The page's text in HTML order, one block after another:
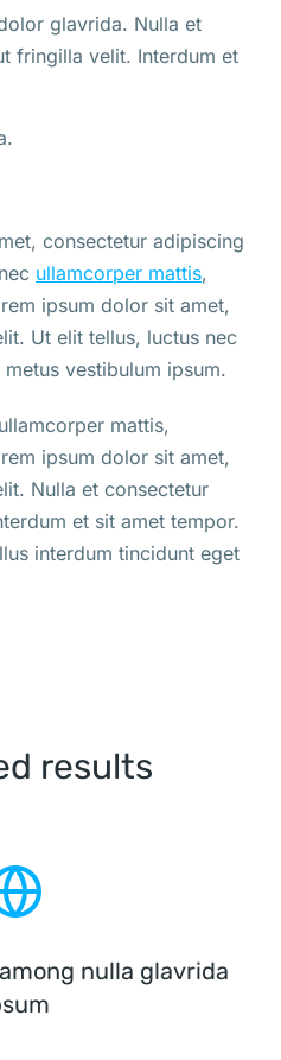
glavrida. Nulla et
fringilla velit. Interdum et
consectetur adipiscing
ullamcorper mattis,
ipsum dolor sit amet,
Ut elit tellus, luctus nec
vestibulum ipsum.
mattis,
ipsum dolor sit amet,
Nulla et consectetur
et sit amet tempor.
interdum tincidunt eget
results
nulla glavrida